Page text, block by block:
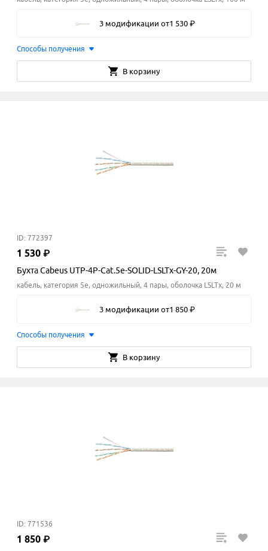
3 модификации от1 530 ₽
Способы получения
В корзину
ID: 772397
1 530 ₽
Бухта Cabeus UTP-4P-Cat.5e-SOLID-LSLTx-GY-20, 20м
кабель, категория 5e, одножильный, 4 пары, оболочка LSLTx, 20 м
3 модификации от1 850 ₽
Способы получения
В корзину
ID: 771536
1 850 ₽